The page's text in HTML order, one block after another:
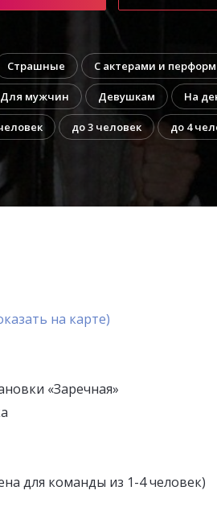
Страшные С актерами и
Для мужчин Девушкам На
до 3 человек до 4
на карте)
«Заречная»
для команды из 1-4 человек)